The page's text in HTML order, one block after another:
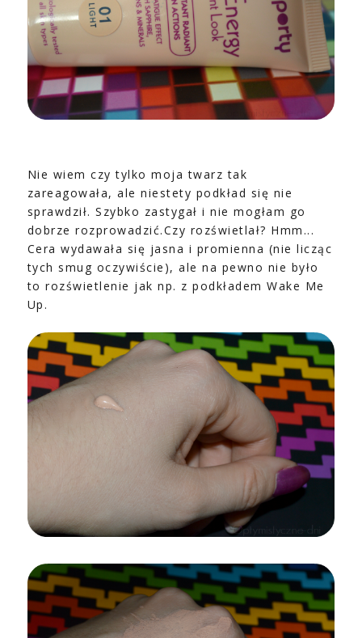
Nie wiem czy tylko moja twarz tak
zareagowała, ale niestety podkład się nie
sprawdził. Szybko zastygał i nie mogłam go
dobrze rozprowadzić.Czy rozświetlał? Hmm...
Cera wydawała się jasna i promienna (nie licząc
tych smug oczywiście), ale na pewno nie było
to rozświetlenie jak np. z podkładem Wake Me
Up.